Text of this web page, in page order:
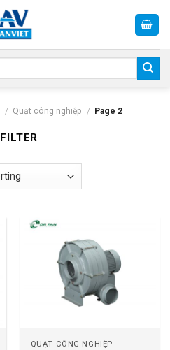
/ Quạt công nghiệp / Page 2
FILTER
QUẠT CÔNG NGHIỆP